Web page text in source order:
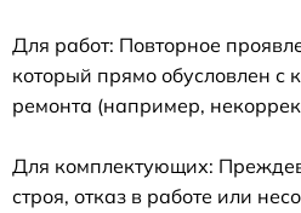
Для работ: Повторное
который прямо обусловлен с
ремонта (например,
Для комплектующих:
строя, отказ в работе или